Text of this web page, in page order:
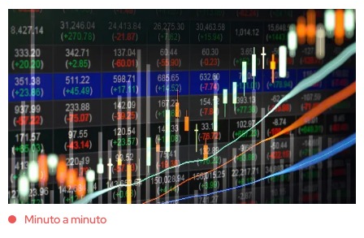
Minuto a minuto